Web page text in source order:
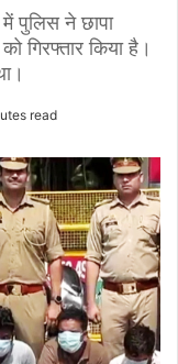
पुलिस ने छापा
गिरफ्तार किया है।
read